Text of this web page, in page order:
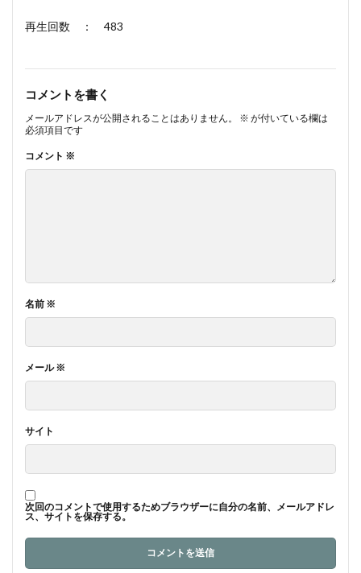
再生回数 ： 483
コメントを書く
メールアドレスが公開されることはありません。 ※ が付いている欄は
必須項目です
コメント ※
名前 ※
メール※
サイト
次回のコメントで使用するためブラウザーに自分の名前、メールアドレ
ス、サイトを保存する。